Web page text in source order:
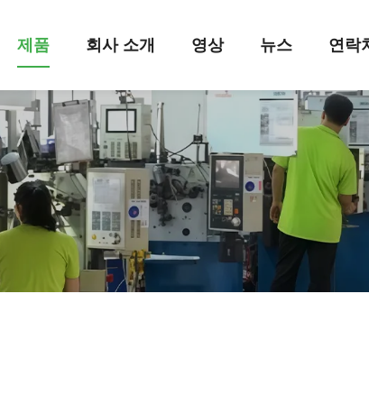
제품 회사 소개 영상 뉴스 연락